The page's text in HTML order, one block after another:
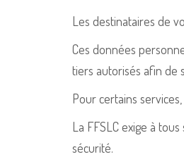
Les destinataires de
Ces données
tiers autorisés afin de
Pour certains
La FFSLC exige à
sécurité.